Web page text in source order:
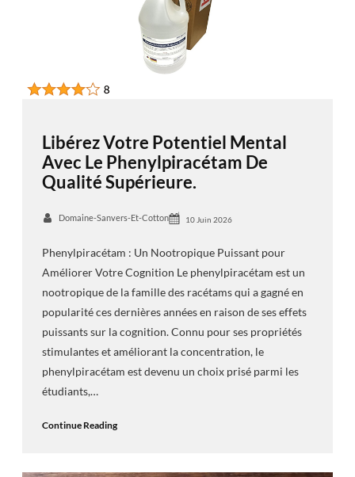
Libérez Votre Potentiel Mental
Avec Le Phenylpiracétam De
Qualité Supérieure.
Domaine-Sanvers-Et-Cotton 10 Juin 2026
Phenylpiracétam : Un Nootropique Puissant pour
Améliorer Votre Cognition Le phenylpiracétam est un
nootropique de la famille des racétams qui a gagné en
popularité ces dernières années en raison de ses effets
puissants sur la cognition. Connu pour ses propriétés
stimulantes et améliorant la concentration, le
phenylpiracétam est devenu un choix prisé parmi les
étudiants,…
Continue Reading